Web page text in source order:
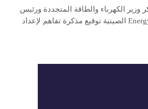
الكهرباء والطاقة المتجددة ورئيس
مجموعة شركة Energy China الصينية توقيع مذكرة تفاهم لإعداد